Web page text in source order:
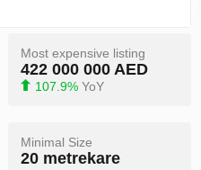
Most expensive listing
422 000 000 AED
107.9% YoY
Minimal Size
20 metrekare